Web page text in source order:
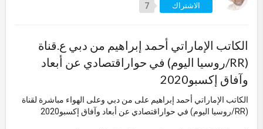
الاشتراك 7
الكاتب الإماراتي أحمد إبراهيم من دبي ع.قناة
(RR/روسيا اليوم) في حواراقتصادي عن أبعاد
وآفاق إكسبو2020
الكاتب الإماراتي أحمد إبراهيم على من دبي وعلى الهواء مباشرة لقناة
(RR/روسيا اليوم) في حواراقتصادي عن أبعاد وآفاق إكسبو2020